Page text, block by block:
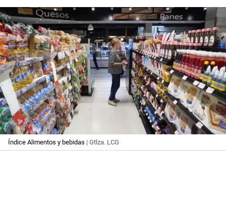
Índice Alimentos y bebidas | Gtlza. LCG